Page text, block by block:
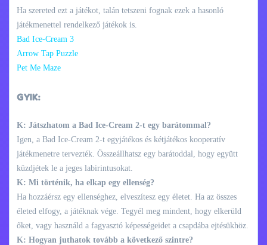
Ha szereted ezt a játékot, talán tetszeni fognak ezek a hasonló
játékmenettel rendelkező játékok is.
Bad Ice-Cream 3
Arrow Tap Puzzle
Pet Me Maze
GYIK:
K: Játszhatom a Bad Ice-Cream 2-t egy barátommal?
Igen, a Bad Ice-Cream 2-t egyjátékos és kétjátékos kooperatív
játékmenetre tervezték. Összeállhatsz egy barátoddal, hogy együtt
küzdjétek le a jeges labirintusokat.
K: Mi történik, ha elkap egy ellenség?
Ha hozzáérsz egy ellenséghez, elveszítesz egy életet. Ha az összes
életed elfogy, a játéknak vége. Tegyél meg mindent, hogy elkerüld
őket, vagy használd a fagyasztó képességeidet a csapdába ejtésükhöz.
K: Hogyan juthatok tovább a következő szintre?